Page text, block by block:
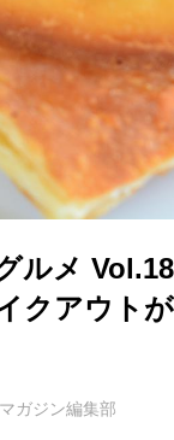
ルメ
クアウト
ガジン編集部